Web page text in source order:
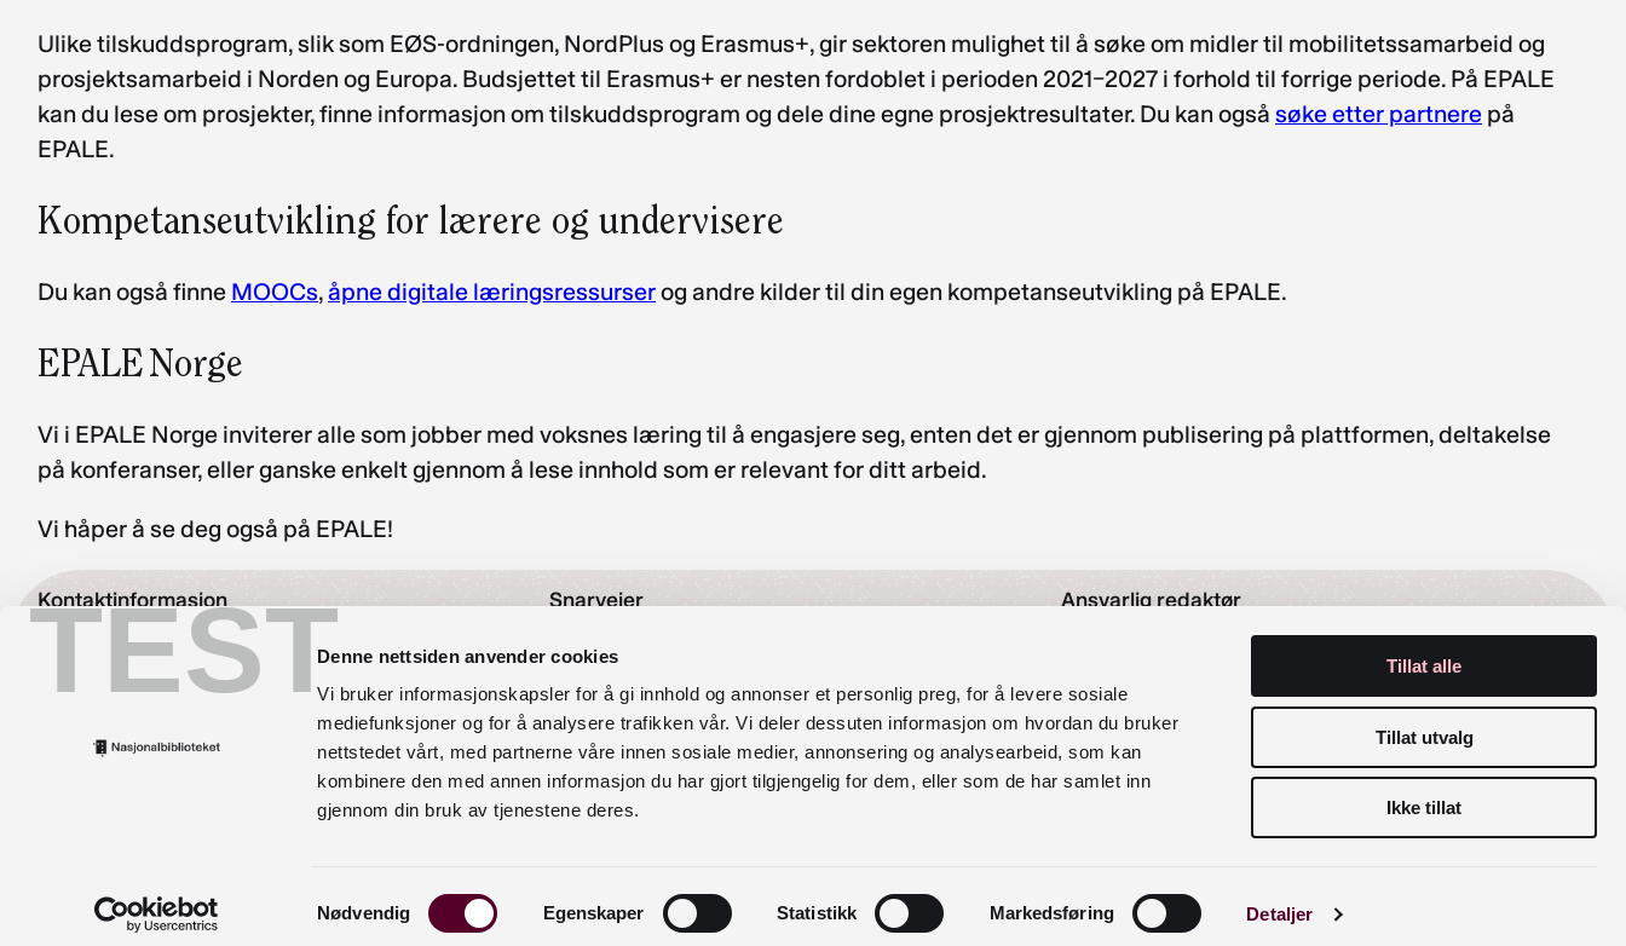
TESTDenne nettsiden anvender cookies
Vi bruker informasjonskapsler for å gi innhold og annonser et personlig preg, for å levere sosiale
mediefunksjoner og for å analysere trafikken vår. Vi deler dessuten informasjon om hvordan du bruker
nettstedet vårt, med partnerne våre innen sosiale medier, annonsering og analysearbeid, som kan
kombinere den med annen informasjon du har gjort tilgjengelig for dem, eller som de har samlet inn
gjennom din bruk av tjenestene deres.
Samtykkevalg
Nødvendig Egenskaper Statistikk Markedsføring Detaljer
Tillat alle
Tillat utvalg
Ikke tillat
Ulike tilskuddsprogram, slik som EØS-ordningen, NordPlus og Erasmus+, gir sektoren mulighet til å søke om midler til mobilitetssamarbeid og
prosjektsamarbeid i Norden og Europa. Budsjettet til Erasmus+ er nesten fordoblet i perioden 2021–2027 i forhold til forrige periode. På EPALE
kan du lese om prosjekter, finne informasjon om tilskuddsprogram og dele dine egne prosjektresultater. Du kan ogsåsøke etter partnere på
EPALE.
Kompetanseutvikling for lærere og undervisere
Du kan også finne MOOCs, åpne digitale læringsressurserog andre kilder til din egen kompetanseutvikling på EPALE.
EPALE Norge
Vi i EPALE Norge inviterer alle som jobber med voksnes læring til å engasjere seg, enten det er gjennom publisering på plattformen, deltakelse
på konferanser, eller ganske enkelt gjennom å lese innhold som er relevant for ditt arbeid.
Vi håper å se deg også på EPALE!
Kontaktinformasjon
bibliotekutvikling@nb.no
Telefon:23 27 60 00
Snarveier
Nyheter
Arrangementer
Om oss
Kontakt oss
Personvernerklæring
Vilkår for bruk av forum
Ansvarlig redaktør
Organisasjonsnummer
Facebook Instagram